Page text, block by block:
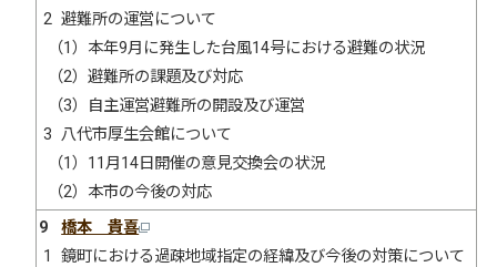
2 避難所の運営について
（1）本年9月に発生した台風14号における避難の状況
（2）避難所の課題及び対応
（3）自主運営避難所の開設及び運営
3 八代市厚生会館について
（1）11月14日開催の意見交換会の状況
（2）本市の今後の対応
9橋本 貴喜
1 鏡町における過疎地域指定の経緯及び今後の対策について